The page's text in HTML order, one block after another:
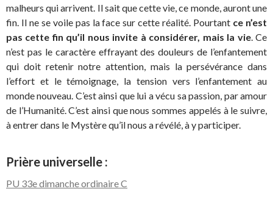
malheurs qui arrivent. Il sait que cette vie, ce monde, auront une
fin. Il ne se voile pas la face sur cette réalité. Pourtant ce n’est
pas cette fin qu’il nous invite à considérer, mais la vie. Ce
n’est pas le caractère effrayant des douleurs de l’enfantement
qui doit retenir notre attention, mais la persévérance dans
l’effort et le témoignage, la tension vers l’enfantement au
monde nouveau. C’est ainsi que lui a vécu sa passion, par amour
de l’Humanité. C’est ainsi que nous sommes appelés à le suivre,
à entrer dans le Mystère qu’il nous a révélé, à y participer.
Prière universelle :
PU 33e dimanche ordinaire C